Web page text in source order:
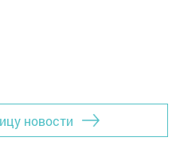
новости